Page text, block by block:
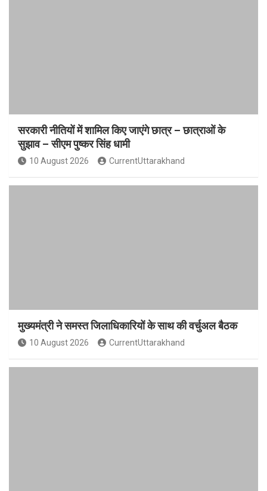
सरकारी नीतियों में शामिल किए जाएंगे छात्र – छात्राओं के
सुझाव – सीएम पुष्कर सिंह धामी
10 August 2026 CurrentUttarakhand
मुख्यमंत्री ने समस्त जिलाधिकारियों के साथ की वर्चुअल बैठक
10 August 2026 CurrentUttarakhand